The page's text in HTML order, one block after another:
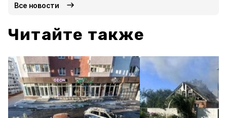
Все новости
Читайте также